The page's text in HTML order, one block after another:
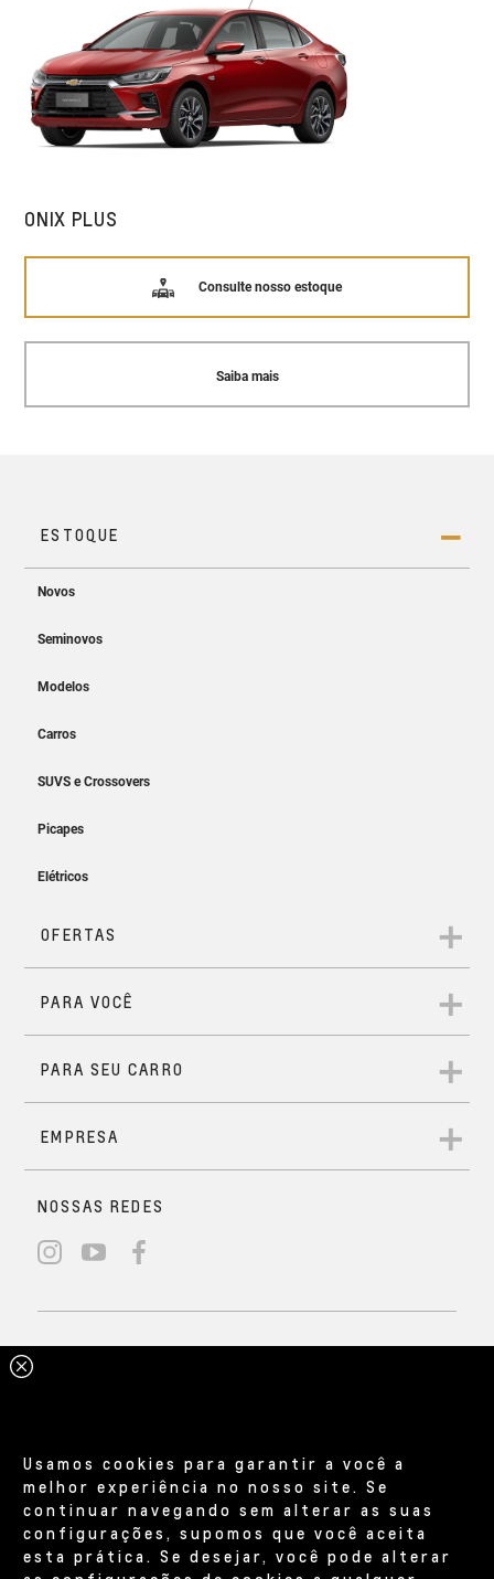
ONIX PLUS
Consulte nosso estoque
Saiba mais
Usamos cookies para garantir a você a
melhor experiência no nosso site. Se
continuar navegando sem alterar as suas
configurações, supomos que você aceita
esta prática. Se desejar, você pode alterar